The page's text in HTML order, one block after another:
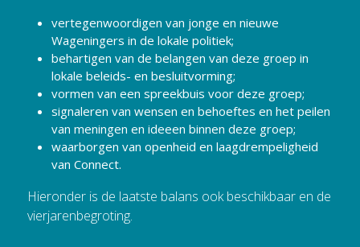
vertegenwoordigen van jonge en nieuwe
Wageningers in de lokale politiek;
behartigen van de belangen van deze groep in
lokale beleids- en besluitvorming;
vormen van een spreekbuis voor deze groep;
signaleren van wensen en behoeftes en het peilen
van meningen en ideeen binnen deze groep;
waarborgen van openheid en laagdrempeligheid
van Connect.
Hieronder is de laatste balans ook beschikbaar en de
vierjarenbegroting.